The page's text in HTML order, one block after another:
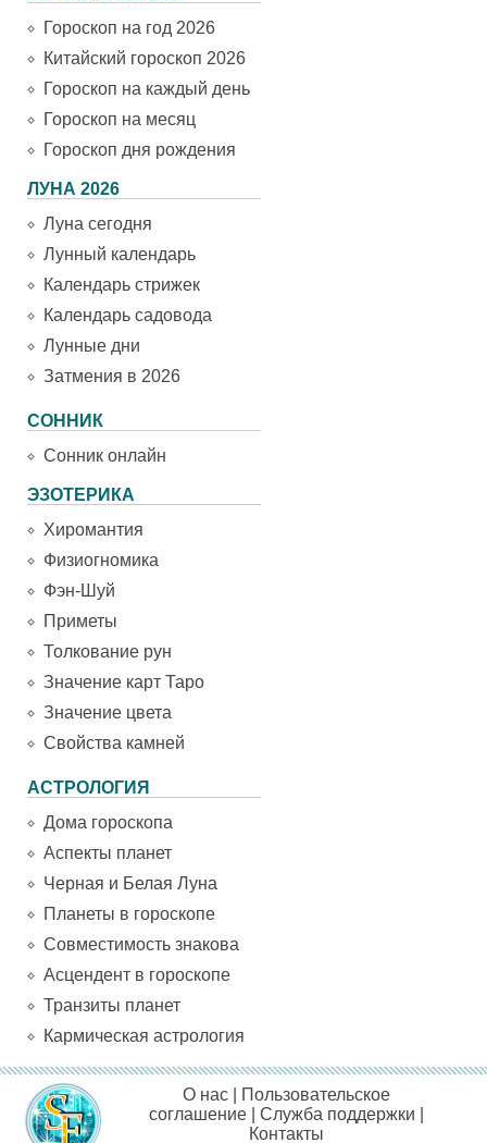
Гороскоп на год 2026
Китайский гороскоп 2026
Гороскоп на каждый день
Гороскоп на месяц
Гороскоп дня рождения
ЛУНА 2026
Луна сегодня
Лунный календарь
Календарь стрижек
Календарь садовода
Лунные дни
Затмения в 2026
СОННИК
Сонник онлайн
ЭЗОТЕРИКА
Хиромантия
Физиогномика
Фэн-Шуй
Приметы
Толкование рун
Значение карт Таро
Значение цвета
Свойства камней
АСТРОЛОГИЯ
Дома гороскопа
Аспекты планет
Черная и Белая Луна
Планеты в гороскопе
Совместимость знакова
Асцендент в гороскопе
Транзиты планет
Кармическая астрология
О нас
Пользовательское
соглашение |Служба поддержки
Контакты